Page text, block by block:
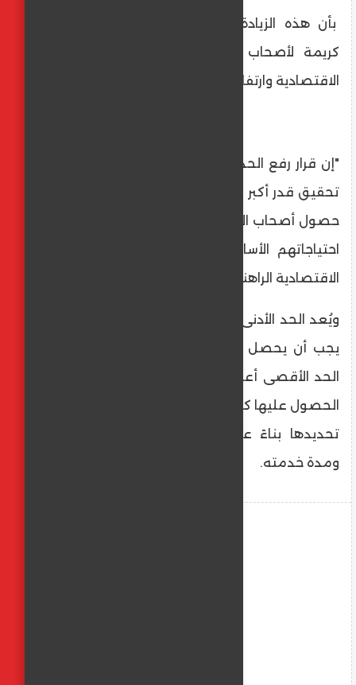
بأن هذه الزيادة تعكس الالتزام بضمان حياة
كريمة لأصحاب المعاشات ومواكبة التغيرات
الاقتصادية وارتفاع معدلات التضخم.
"إن قرار رفع الحدين الأدنى والأقصى يهدف إلى
تحقيق قدر أكبر من العدالة الاجتماعية وضمان
حصول أصحاب المعاشات على دخل كافٍ لتلبية
احتياجاتهم الأساسية، خاصةً في ظل الظروف
الاقتصادية الراهنة."
​ويُعد الحد الأدنى للمعاش هو الحد الأدنى الذي
يجب أن يحصل عليه أي متقاعد، بينما يمثل
الحد الأقصى أعلى قيمة يمكن للمؤمن عليه
الحصول عليها كمعاش بعد انتهاء خدمته، ويتم
تحديدها بناءً على قيمة اشتراكاته التأمينية
ومدة خدمته.